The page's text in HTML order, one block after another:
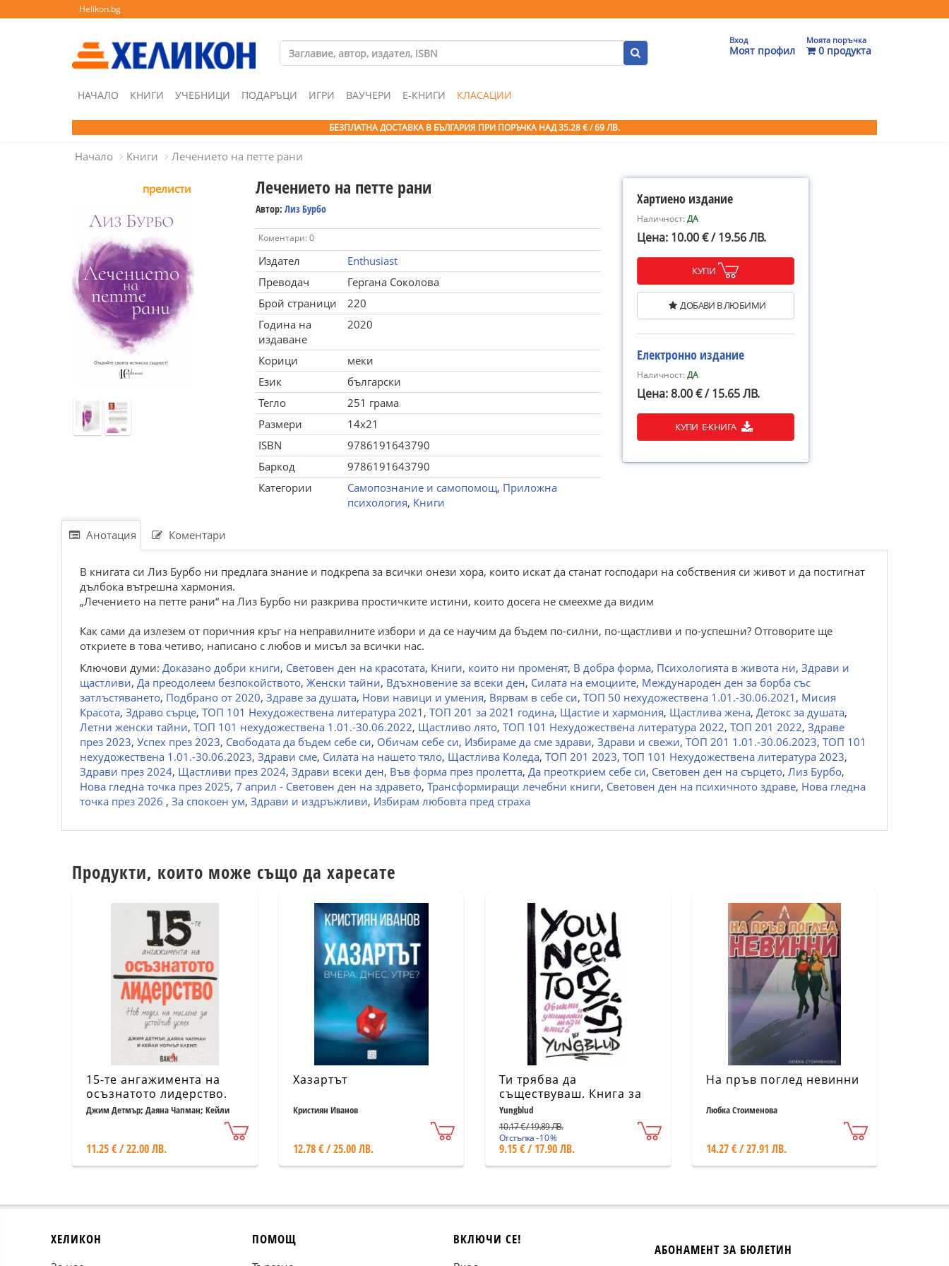
Helikon.bg
Вход
Моят профил
Моята поръчка
0 продукта
НАЧАЛО КНИГИ УЧЕБНИЦИ ПОДАРЪЦИ ИГРИ ВАУЧЕРИ Е-КНИГИ КЛАСАЦИИ
БЕЗПЛАТНА ДОСТАВКА В БЪЛГАРИЯ ПРИ ПОРЪЧКА НАД 35.28 € / 69 ЛВ.
Начало Книги Лечението на петте рани
прелисти Лечението на петте рани
Автор: Лиз Бурбо
Коментари: 0
Издател
Enthusiast
Преводач
Гергана Соколова
Брой страници
220
Година на
издаване
2020
Корици
меки
Език
български
Тегло
251 грама
Размери
14x21
ISBN
9786191643790
Баркод
9786191643790
Категории
Самопознание и самопомощ, Приложна
психология, Книги
Хартиено издание
Наличност:ДА
Цена: 10.00 € / 19.56 ЛВ.
КУПИ
ДОБАВИ В ЛЮБИМИ
Електронно издание
Наличност:ДА
Цена: 8.00 € / 15.65 ЛВ.
КУПИ Е-КНИГА
Анотация Коментари
В книгата си Лиз Бурбо ни предлага знание и подкрепа за всички онези хора, които искат да станат господари на собствения си живот и да постигнат
дълбока вътрешна хармония.
„Лечението на петте рани“ на Лиз Бурбо ни разкрива простичките истини, които досега не смеехме да видим
Как сами да излезем от поричния кръг на неправилните избори и да се научим да бъдем по-силни, по-щастливи и по-успешни? Отговорите ще
откриете в това четиво, написано с любов и мисъл за всички нас.
Ключови думи: Доказано добри книги, Световен ден на красотата, Книги, които ни променят, В добра форма, Психологията в живота ни, Здрави и
щастливи, Да преодолеем безпокойството, Женски тайни, Вдъхновение за всеки ден, Силата на емоциите, Международен ден за борба със
затлъстяването, Подбрано от 2020, Здраве за душата, Нови навици и умения, Вярвам в себе си, ТОП 50 нехудожествена 1.01.-30.06.2021 , Мисия
Красота, Здраво сърце, ТОП 101 Нехудожествена литература 2021 , ТОП 201 за 2021 година, Щастие и хармония, Щастлива жена, Детокс за душата,
Летни женски тайни, ТОП 101 нехудожествена 1.01.-30.06.2022, Щастливо лято, ТОП 101 Нехудожествена литература 2022, ТОП 201 2022, Здраве
през 2023, Успех през 2023, Свободата да бъдем себе си, Обичам себе си, Избираме да сме здрави, Здрави и свежи, ТОП 201 1.01.-30.06.2023, ТОП 101
нехудожествена 1.01.-30.06.2023, Здрави сме, Силата на нашето тяло, Щастлива Коледа, ТОП 201 2023, ТОП 101 Нехудожествена литература 2023,
Здрави през 2024, Щастливи през 2024, Здрави всеки ден, Във форма през пролетта, Да преоткрием себе си, Световен ден на сърцето, Лиз Бурбо,
Нова гледна точка през 2025, 7 април - Световен ден на здравето, Трансформиращи лечебни книги, Световен ден на психичното здраве, Нова гледна
точка през 2026 , За спокоен ум, Здрави и издръжливи, Избирам любовта пред страха
Продукти, които може също да харесате
15-те ангажимента на
осъзнатото лидерство.
Нов модел на мислене и
Джим Детмър; Даяна Чапман; Кейли
11.25 € / 22.00 ЛВ.
Хазартът
Кристиян Иванов
12.78 € / 25.00 ЛВ.
Ти трябва да
съществуваш. Книга за
любов и разрушение.
Интерактивен дневник
от YUNGBLUD
Yungblud
10.17 € / 19.89 ЛВ.
Отстъпка - 10 %
9.15 € / 17.90 ЛВ.
На пръв поглед невинни
Любка Стоименова
14.27 € / 27.91 ЛВ.
ХЕЛИКОН ПОМОЩ ВКЛЮЧИ СЕ!
АБОНАМЕНТ ЗА БЮЛЕТИН